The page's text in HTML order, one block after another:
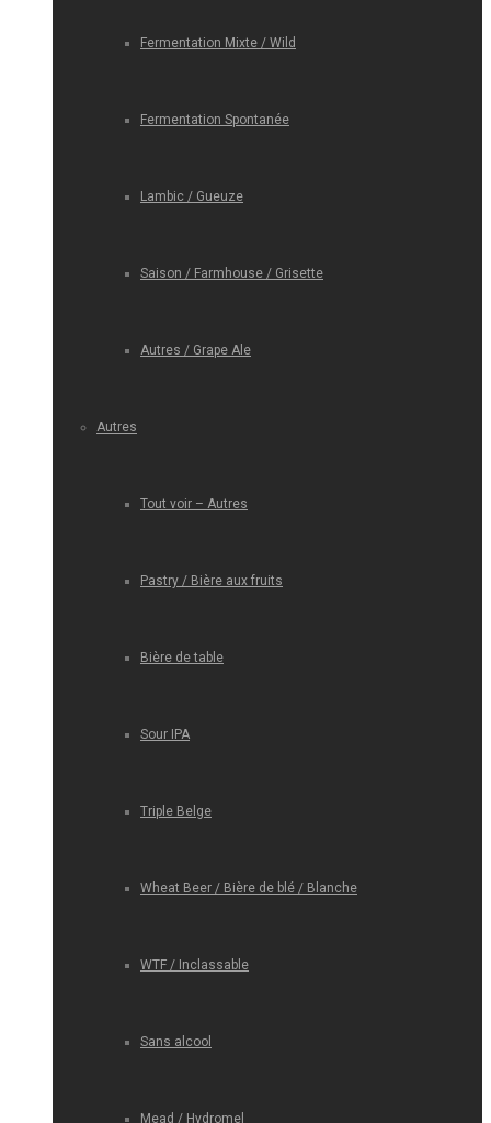
Fermentation Mixte / Wild
Fermentation Spontanée
Lambic / Gueuze
Saison / Farmhouse / Grisette
Autres / Grape Ale
Autres
Tout voir – Autres
Pastry / Bière aux fruits
Bière de table
Sour IPA
Triple Belge
Wheat Beer / Bière de blé / Blanche
WTF / Inclassable
Sans alcool
Mead / Hydromel